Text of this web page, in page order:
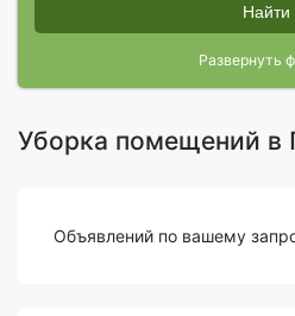
Найти
Развернуть
Уборка помещений в
Объявлений по вашему